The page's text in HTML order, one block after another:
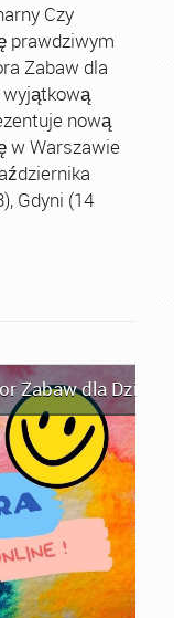
Czy
prawdziwym
Zabaw dla
wyjątkową
nową
w Warszawie
Gdyni (14
Zabaw dla Dzieci